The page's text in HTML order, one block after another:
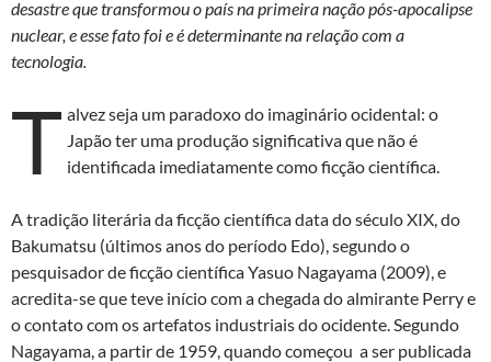
n o p
desastre que transformou o país na primeira nação pós-apocalipse
nuclear, e esse fato foi e é determinante na relação com a
tecnologia.
T alvez seja um paradoxo do imaginário ocidental: o
Japão ter uma produção significativa que não é
identificada imediatamente como ficção científica.
A tradição literária da ficção científica data do século XIX, do
Bakumatsu (últimos anos do período Edo), segundo o
pesquisador de ficção científica Yasuo Nagayama (2009), e
acredita-se que teve início com a chegada do almirante Perry e
o contato com os artefatos industriais do ocidente.Segundo
Nagayama, a partir de 1959, quando começou a ser publicada